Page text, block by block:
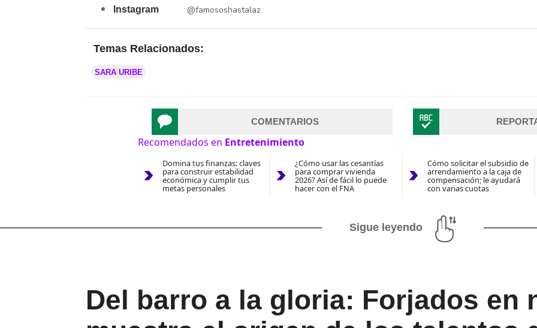
Instagram @famososhastalaz
Temas Relacionados:
SARA URIBE
COMENTARIOS
Recomendados en Entretenimiento
Domina tus finanzas: claves
para construir estabilidad
económica y cumplir tus
metas personales
¿Cómo usar las cesantías
para comprar vivienda
2026? Así de fácil lo puede
hacer con el FNA
Cómo solicitar el subsidio de
arrendamiento a la caja de
compensación; le ayudará
con varias cuotas
Sigue leyendo
Del barro a la gloria: Forjados en